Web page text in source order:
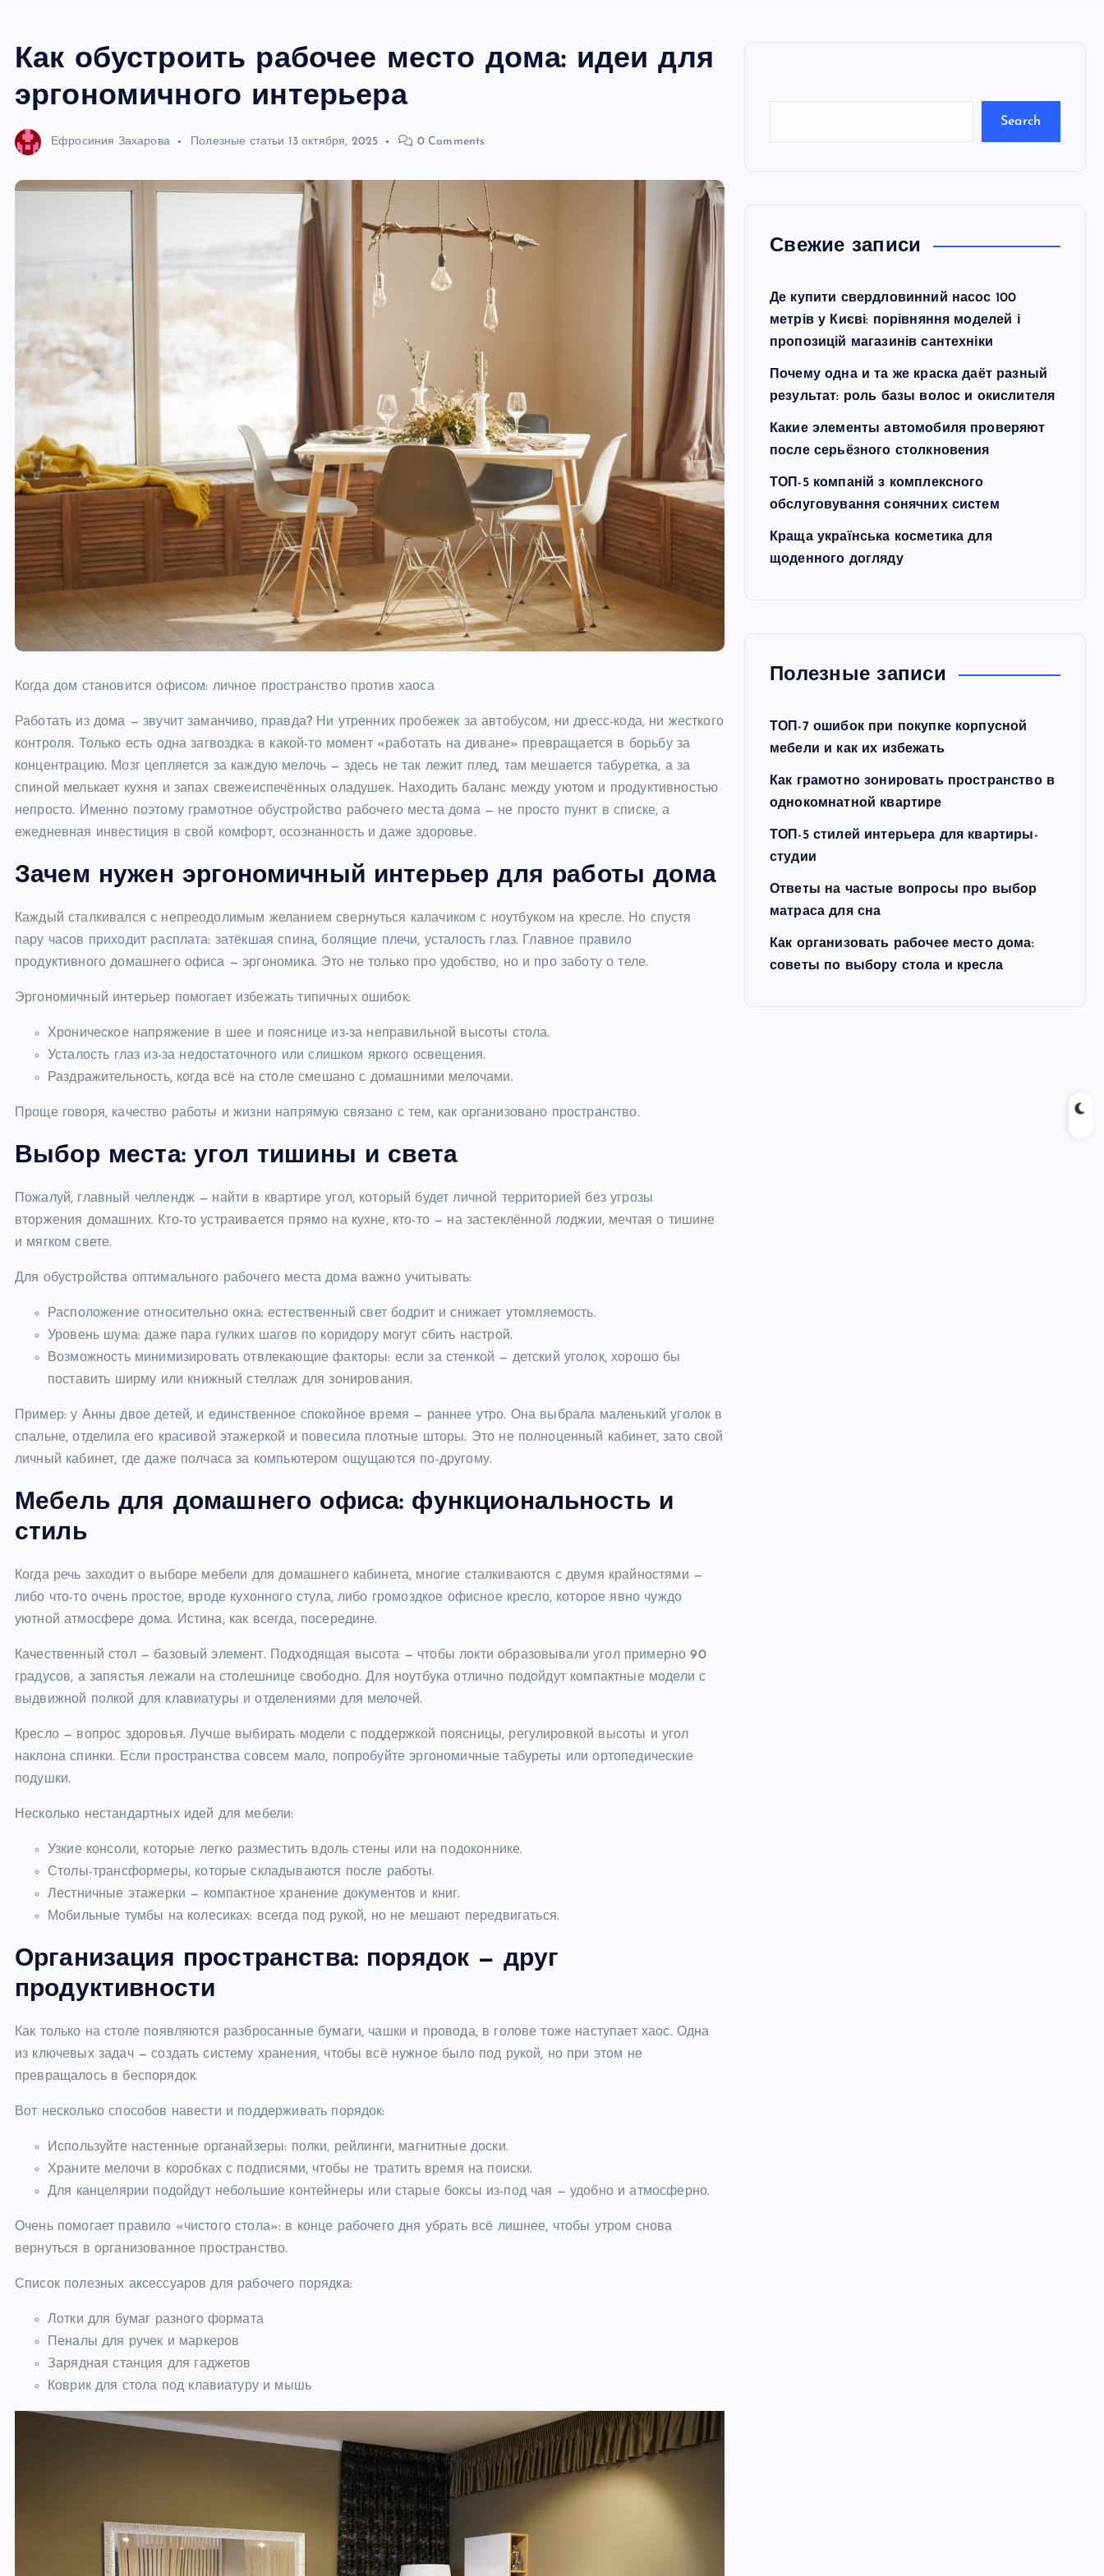
Как обустроить рабочее место дома: идеи для
эргономичного интерьера
Ефросиния Захарова Полезные статьи 13 октября, 2025 0 Comments
Когда дом становится офисом: личное пространство против хаоса
Работать из дома — звучит заманчиво, правда? Ни утренних пробежек за автобусом, ни дресс-кода, ни жесткого
контроля. Только есть одна загвоздка: в какой-то момент «работать на диване» превращается в борьбу за
концентрацию. Мозг цепляется за каждую мелочь — здесь не так лежит плед, там мешается табуретка, а за
спиной мелькает кухня и запах свежеиспечённых оладушек. Находить баланс между уютом и продуктивностью
непросто. Именно поэтому грамотное обустройство рабочего места дома — не просто пункт в списке, а
ежедневная инвестиция в свой комфорт, осознанность и даже здоровье.
Зачем нужен эргономичный интерьер для работы дома
Каждый сталкивался с непреодолимым желанием свернуться калачиком с ноутбуком на кресле. Но спустя
пару часов приходит расплата: затёкшая спина, болящие плечи, усталость глаз. Главное правило
продуктивного домашнего офиса — эргономика. Это не только про удобство, но и про заботу о теле.
Эргономичный интерьер помогает избежать типичных ошибок:
Хроническое напряжение в шее и пояснице из-за неправильной высоты стола.
Усталость глаз из-за недостаточного или слишком яркого освещения.
Раздражительность, когда всё на столе смешано с домашними мелочами.
Проще говоря, качество работы и жизни напрямую связано с тем, как организовано пространство.
Выбор места: угол тишины и света
Пожалуй, главный челлендж — найти в квартире угол, который будет личной территорией без угрозы
вторжения домашних. Кто-то устраивается прямо на кухне, кто-то — на застеклённой лоджии, мечтая о тишине
и мягком свете.
Для обустройства оптимального рабочего места дома важно учитывать:
Расположение относительно окна: естественный свет бодрит и снижает утомляемость.
Уровень шума: даже пара гулких шагов по коридору могут сбить настрой.
Возможность минимизировать отвлекающие факторы: если за стенкой — детский уголок, хорошо бы
поставить ширму или книжный стеллаж для зонирования.
Пример: у Анны двое детей, и единственное спокойное время — раннее утро. Она выбрала маленький уголок в
спальне, отделила его красивой этажеркой и повесила плотные шторы. Это не полноценный кабинет, зато свой
личный кабинет, где даже полчаса за компьютером ощущаются по-другому.
Мебель для домашнего офиса: функциональность и
стиль
Когда речь заходит о выборе мебели для домашнего кабинета, многие сталкиваются с двумя крайностями —
либо что-то очень простое, вроде кухонного стула, либо громоздкое офисное кресло, которое явно чуждо
уютной атмосфере дома. Истина, как всегда, посередине.
Качественный стол — базовый элемент. Подходящая высота — чтобы локти образовывали угол примерно 90
градусов, а запястья лежали на столешнице свободно. Для ноутбука отлично подойдут компактные модели с
выдвижной полкой для клавиатуры и отделениями для мелочей.
Кресло — вопрос здоровья. Лучше выбирать модели с поддержкой поясницы, регулировкой высоты и угол
наклона спинки. Если пространства совсем мало, попробуйте эргономичные табуреты или ортопедические
подушки.
Несколько нестандартных идей для мебели:
Узкие консоли, которые легко разместить вдоль стены или на подоконнике.
Столы-трансформеры, которые складываются после работы.
Лестничные этажерки — компактное хранение документов и книг.
Мобильные тумбы на колесиках: всегда под рукой, но не мешают передвигаться.
Организация пространства: порядок — друг
продуктивности
Как только на столе появляются разбросанные бумаги, чашки и провода, в голове тоже наступает хаос. Одна
из ключевых задач — создать систему хранения, чтобы всё нужное было под рукой, но при этом не
превращалось в беспорядок.
Вот несколько способов навести и поддерживать порядок:
Используйте настенные органайзеры: полки, рейлинги, магнитные доски.
Храните мелочи в коробках с подписями, чтобы не тратить время на поиски.
Для канцелярии подойдут небольшие контейнеры или старые боксы из-под чая — удобно и атмосферно.
Очень помогает правило «чистого стола»: в конце рабочего дня убрать всё лишнее, чтобы утром снова
вернуться в организованное пространство.
Список полезных аксессуаров для рабочего порядка:
Лотки для бумаг разного формата
Пеналы для ручек и маркеров
Зарядная станция для гаджетов
Коврик для стола под клавиатуру и мышь
Search
Свежие записи
Де купити свердловинний насос 100
метрів у Києві: порівняння моделей і
пропозицій магазинів сантехніки
Почему одна и та же краска даёт разный
результат: роль базы волос и окислителя
Какие элементы автомобиля проверяют
после серьёзного столкновения
ТОП-5 компаній з комплексного
обслуговування сонячних систем
Краща українська косметика для
щоденного догляду
Полезные записи
ТОП-7 ошибок при покупке корпусной
мебели и как их избежать
Как грамотно зонировать пространство в
однокомнатной квартире
ТОП-5 стилей интерьера для квартиры-
студии
Ответы на частые вопросы про выбор
матраса для сна
Как организовать рабочее место дома:
советы по выбору стола и кресла